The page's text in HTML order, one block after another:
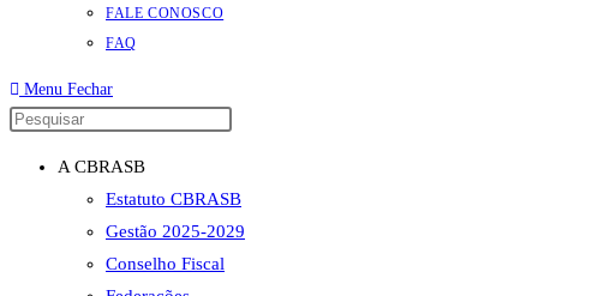
FALE CONOSCO
FAQ
Menu Fechar
“Esc”
para
A CBRASB
Estatuto CBRASB
Gestão 2025-2029
Conselho Fiscal